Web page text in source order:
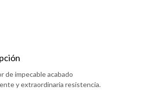
de impecable acabado
y extraordinaria resistencia.